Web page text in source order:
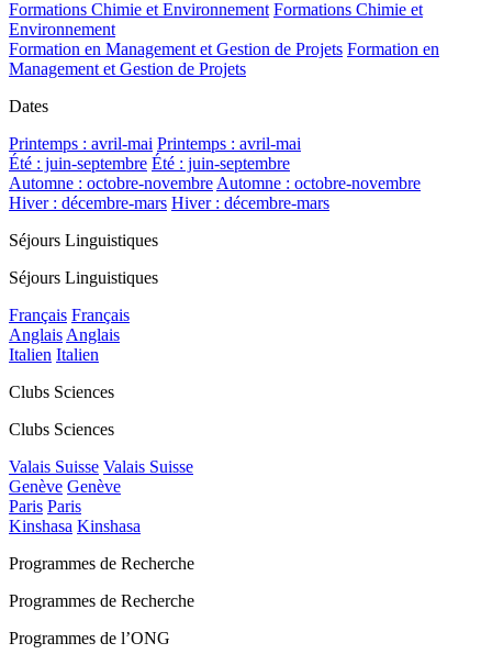
Formations Chimie et Environnement Formations Chimie et
Environnement
Formation en Management et Gestion de Projets Formation en
Management et Gestion de Projets
Dates
Printemps : avril-mai Printemps : avril-mai
Été : juin-septembre Été : juin-septembre
Automne : octobre-novembre Automne : octobre-novembre
Hiver : décembre-mars Hiver : décembre-mars
Séjours Linguistiques
Séjours Linguistiques
Français Français
Anglais Anglais
Italien Italien
Clubs Sciences
Clubs Sciences
Valais Suisse Valais Suisse
Genève Genève
Paris Paris
Kinshasa Kinshasa
Programmes de Recherche
Programmes de Recherche
Programmes de l’ONG